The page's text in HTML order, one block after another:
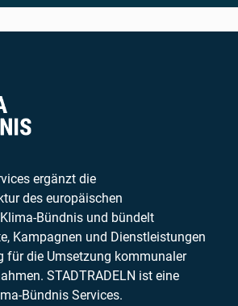
ergänzt die
des europäischen
Bündnis und bündelt
Kampagnen und Dienstleistungen
für die Umsetzung kommunaler
STADTRADELN ist eine
Bündnis Services.